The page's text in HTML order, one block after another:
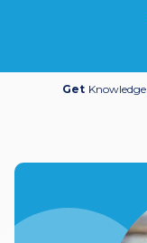
Get Knowledge